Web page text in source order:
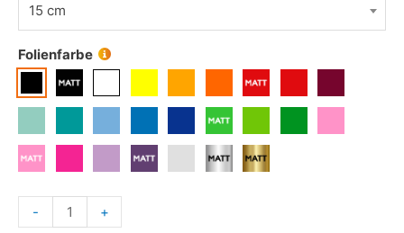
15 cm
Folienfarbe
- +